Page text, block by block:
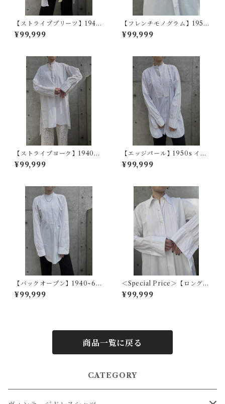
【ストライププリーツ】1940
s フランスヴィンテージドレス
シャツ
¥99,999
【フレンチモノグラム】1950
~60s フランスヴィンテージド
レスシャツ
¥99,999
【ストライプヨーク】1940~5
0s フランスヴィンテージドレ
スシャツ
¥99,999
【エッジパール】1950s イギ
リスヴィンテージドレスシャ
ツ
¥99,999
【バックオープン】1940~60
s アメリカヴィンテージドレス
シャツ
¥99,999
＜Special Price＞【ロングカ
ラーフレンチ】1920s フラン
スアンティークドレスシャツ
¥99,999
商品一覧に戻る
CATEGORY